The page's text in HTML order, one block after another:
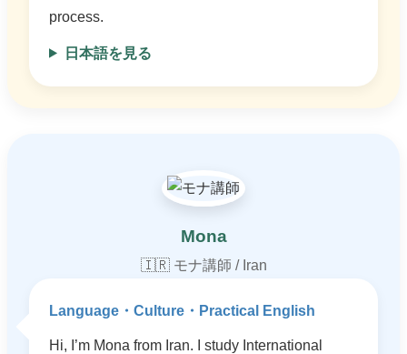
process.
日本語を見る
Mona
🇮🇷 モナ講師 / Iran
Language・Culture・Practical English
Hi, I’m Mona from Iran. I study International